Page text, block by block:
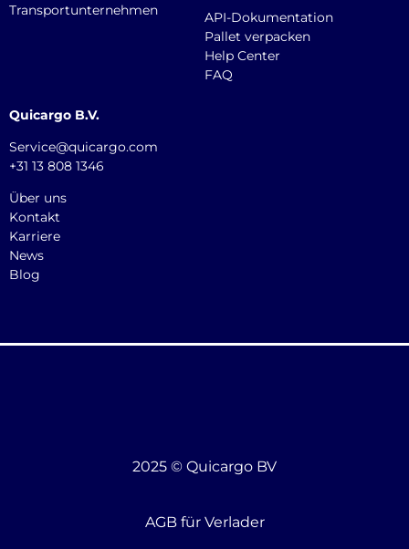
Transportunternehmen
API-Dokumentation
Pallet verpacken
Help Center
FAQ
Quicargo B.V.
Service@quicargo.com
+31 13 808 1346
Über uns
Kontakt
Karriere
News
Blog
2025 © Quicargo BV
AGB für Verlader